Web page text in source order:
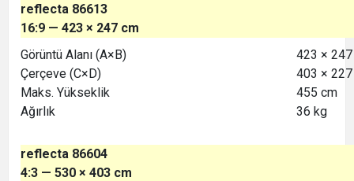
reflecta 86613
16:9 — 423 × 247 cm
Görüntü Alanı (A×B)
423 ×
Çerçeve (C×D)
403 ×
Maks. Yükseklik
455 cm
Ağırlık
36 kg
reflecta 86604
4:3 — 530 × 403 cm